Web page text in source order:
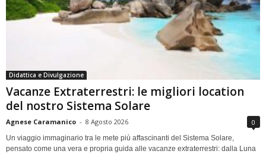
Didattica e Divulgazione
Vacanze Extraterrestri: le migliori location
del nostro Sistema Solare
Agnese Caramanico - 8 Agosto 2026 0
Un viaggio immaginario tra le mete più affascinanti del Sistema Solare,
pensato come una vera e propria guida alle vacanze extraterrestri: dalla Luna